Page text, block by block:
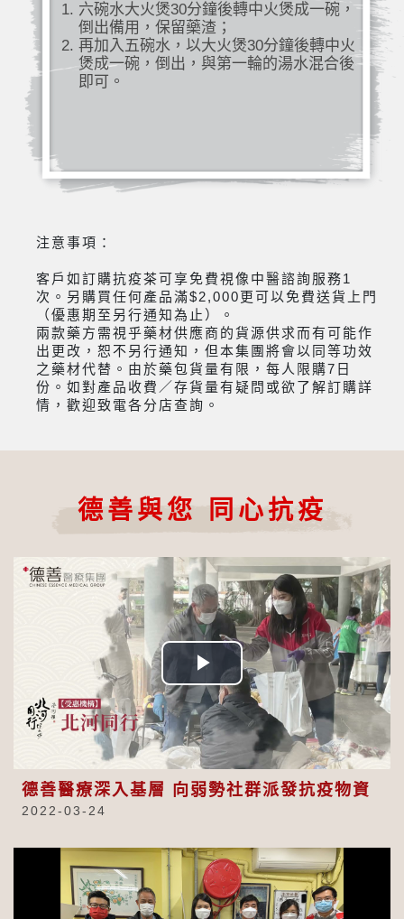
六碗水大火煲30分鐘後轉中火煲成一碗，
倒出備用，保留藥渣；
再加入五碗水，以大火煲30分鐘後轉中火
煲成一碗，倒出，與第一輪的湯水混合後
即可。
注意事項：
客戶如訂購抗疫茶可享免費視像中醫諮詢服務1
次。另購買任何產品滿$2,000更可以免費送貨上門
（優惠期至另行通知為止）。
兩款藥方需視乎藥材供應商的貨源供求而有可能作
出更改，恕不另行通知，但本集團將會以同等功效
之藥材代替。由於藥包貨量有限，每人限購7日
份。如對產品收費／存貨量有疑問或欲了解訂購詳
情，歡迎致電各分店查詢。
德善與您 同心抗疫
Play
Video
德善醫療深入基層 向弱勢社群派發抗疫物資
2022-03-24